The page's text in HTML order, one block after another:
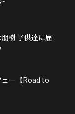
樹 子供達に届
ー【Road to